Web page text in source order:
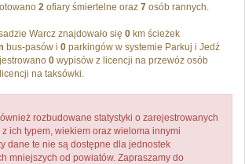
2 ofiary śmiertelne oraz 7 osób rannych.
Warcz znajdowało się 0 km ścieżek
bus-pasów i 0 parkingów w systemie Parkuj i Jedź
0 wypisów z licencji na przewóz osób
licencji na taksówki.
rozbudowane statystyki o zarejestrowanych
ich typem, wiekiem oraz wieloma innymi
dane te nie są dostępne dla jednostek
mniejszych od powiatów. Zapraszamy do